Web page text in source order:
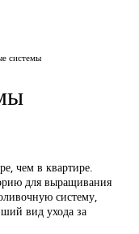
системы
чем в квартире.
для выращивания
систему,
вид ухода за